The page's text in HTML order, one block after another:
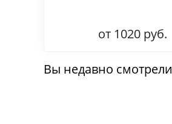
от 1020 руб.
Вы недавно смотрели